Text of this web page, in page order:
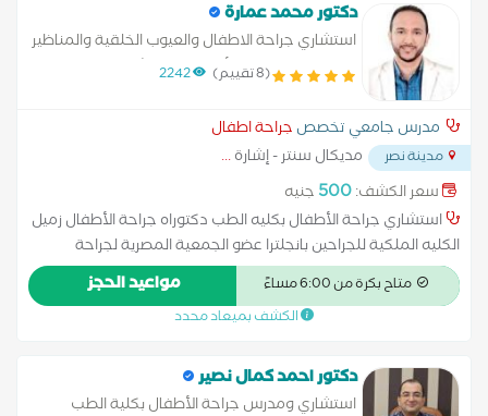
دكتور محمد عمارة
استشاري جراحة الاطفال والعيوب الخلقية والمناظير
رئيس قسم جراحة الأطفال بمستشفى السلام
(8 تقييم) 2242
مدرس جامعي تخصص جراحة اطفال
مدينة نصر مديكال سنتر - إشارة
...
سعر الكشف:500 جنيه
استشاري جراحة الأطفال بكليه الطب دكتوراه جراحة الأطفال زميل
الكليه الملكية للجراحين بانجلترا عضو الجمعية المصرية لجراحة
الأطفال رئيس قسم جراحة الأطفال بمستشفى السلام مدرس جراحة
الأطفال بجامعة الأزهر
متاح بكرة من 6:00 مساءً مواعيد الحجز
الكشف بميعاد محدد
دكتور احمد كمال نصير
استشاري ومدرس جراحة الأطفال بكلية الطب